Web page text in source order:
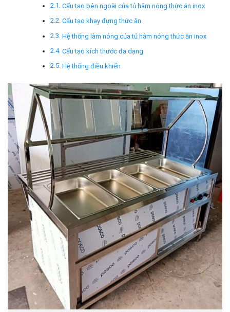
Cấu tạo bên ngoài của tủ hâm nóng thức ăn inox
Cấu tạo khay đựng thức ăn
Hệ thống làm nóng của tủ hâm nóng thức ăn inox
Cấu tạo kích thước đa dạng
Hệ thống điều khiển